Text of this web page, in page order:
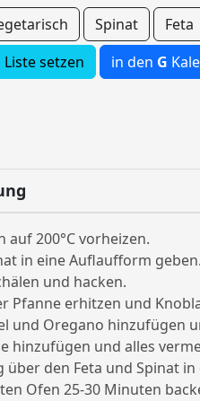
Spinat Feta
setzen in den G
auf 200°C vorheizen.
in eine Auflaufform geben.
und hacken.
Pfanne erhitzen und
und Oregano hinzufügen
hinzufügen und alles
über den Feta und Spinat
Ofen 25-30 Minuten